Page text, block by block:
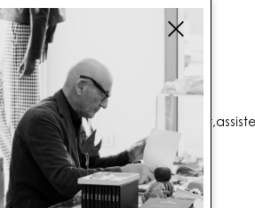
00053 Civitavecchia (RM)